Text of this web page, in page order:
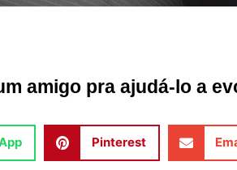
amigo pra ajudá-lo a
Pinterest